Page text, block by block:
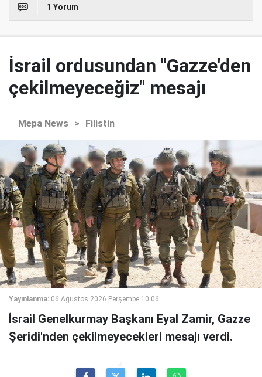
1 Yorum
İsrail ordusundan "Gazze'den
çekilmeyeceğiz" mesajı
Mepa News > Filistin
Yayınlanma: 06 Ağustos 2026 Perşembe 10:06
İsrail Genelkurmay Başkanı Eyal Zamir, Gazze
Şeridi'nden çekilmeyecekleri mesajı verdi.